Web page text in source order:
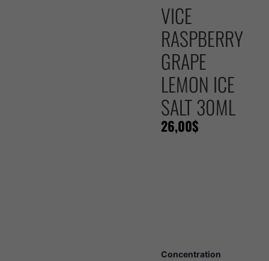
VICE
RASPBERRY
GRAPE
LEMON ICE
SALT 30ML
26,00$
Concentration
quantité